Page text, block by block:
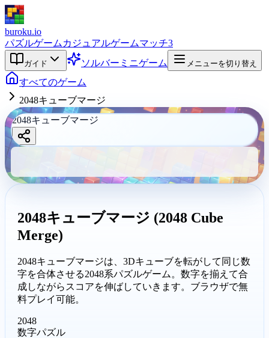
buroku.io
パズルゲーム カジュアルゲームマッチ3
ガイド ソルバー ミニゲーム メニューを切り替え
すべてのゲーム
2048キューブマージ
2048キューブマージ
2048キューブマージ (2048 Cube
Merge)
2048キューブマージは、3Dキューブを転がして同じ数
字を合体させる2048系パズルゲーム。数字を揃えて合
成しながらスコアを伸ばしていきます。ブラウザで無
料プレイ可能。
2048
数字パズル